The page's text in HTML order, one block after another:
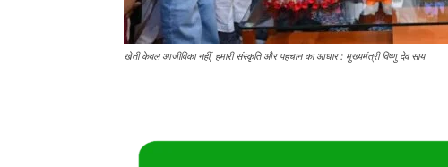
खेती केवल आजीविका नहीं, हमारी संस्कृति और पहचान का आधार : मुख्यमंत्री विष्णु देव साय